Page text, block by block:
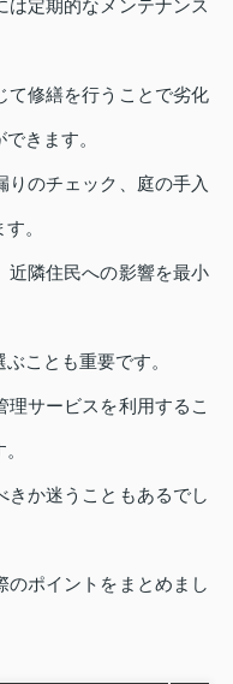
は定期的なメンテナンス
て修繕を行うことで劣化
きます。
のチェック、庭の手入
。
近隣住民への影響を最小
ことも重要です。
サービスを利用するこ
きか迷うこともあるでし
のポイントをまとめまし